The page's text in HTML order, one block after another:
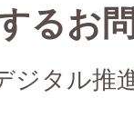
るお
タル推